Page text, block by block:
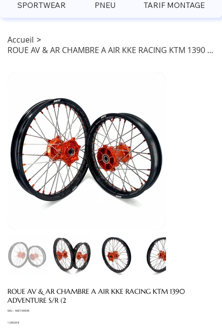
Accueil >
ROUE AV & AR CHAMBRE A AIR KKE RACING KTM 1390 ADVENTURE S/R (2
ROUE AV & AR CHAMBRE A AIR KKE RACING KTM 1390
ADVENTURE S/R (2
SKU : SKU
KKE1390OR
Prix
1 290,00 €
SPORTWEAR
PNEU TARIF MONTAGE